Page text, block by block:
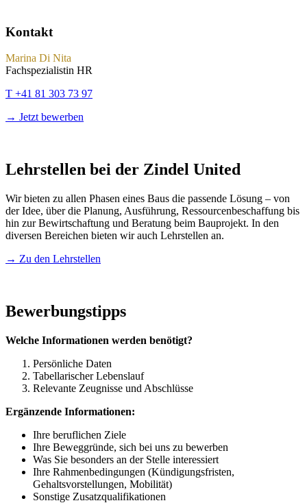
Kontakt
Marina Di Nita
Fachspezialistin HR
T +41 81 303 73 97
→ Jetzt bewerben
Lehrstellen bei der Zindel United
Wir bieten zu allen Phasen eines Baus die passende Lösung – von
der Idee, über die Planung, Ausführung, Ressourcenbeschaffung bis
hin zur Bewirtschaftung und Beratung beim Bauprojekt. In den
diversen Bereichen bieten wir auch Lehrstellen an.
→ Zu den Lehrstellen
Bewerbungstipps
Welche Informationen werden benötigt?
Persönliche Daten
Tabellarischer Lebenslauf
Relevante Zeugnisse und Abschlüsse
Ergänzende Informationen:
Ihre beruflichen Ziele
Ihre Beweggründe, sich bei uns zu bewerben
Was Sie besonders an der Stelle interessiert
Ihre Rahmenbedingungen (Kündigungsfristen,
Gehaltsvorstellungen, Mobilität)
Sonstige Zusatzqualifikationen